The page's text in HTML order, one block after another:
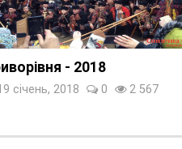
- 2018
січень, 2018 0 2 567